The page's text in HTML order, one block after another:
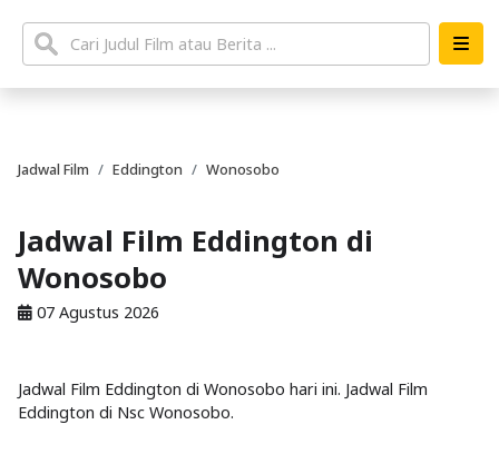
Jadwal Film Eddington Wonosobo
Jadwal Film Eddington di
Wonosobo
07 Agustus 2026
Jadwal Film Eddington di Wonosobo hari ini. Jadwal Film
Eddington di Nsc Wonosobo.